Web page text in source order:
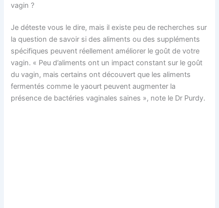
vagin ?
Je déteste vous le dire, mais il existe peu de recherches sur
la question de savoir si des aliments ou des suppléments
spécifiques peuvent réellement améliorer le goût de votre
vagin. « Peu d’aliments ont un impact constant sur le goût
du vagin, mais certains ont découvert que les aliments
fermentés comme le yaourt peuvent augmenter la
présence de bactéries vaginales saines », note le Dr Purdy.